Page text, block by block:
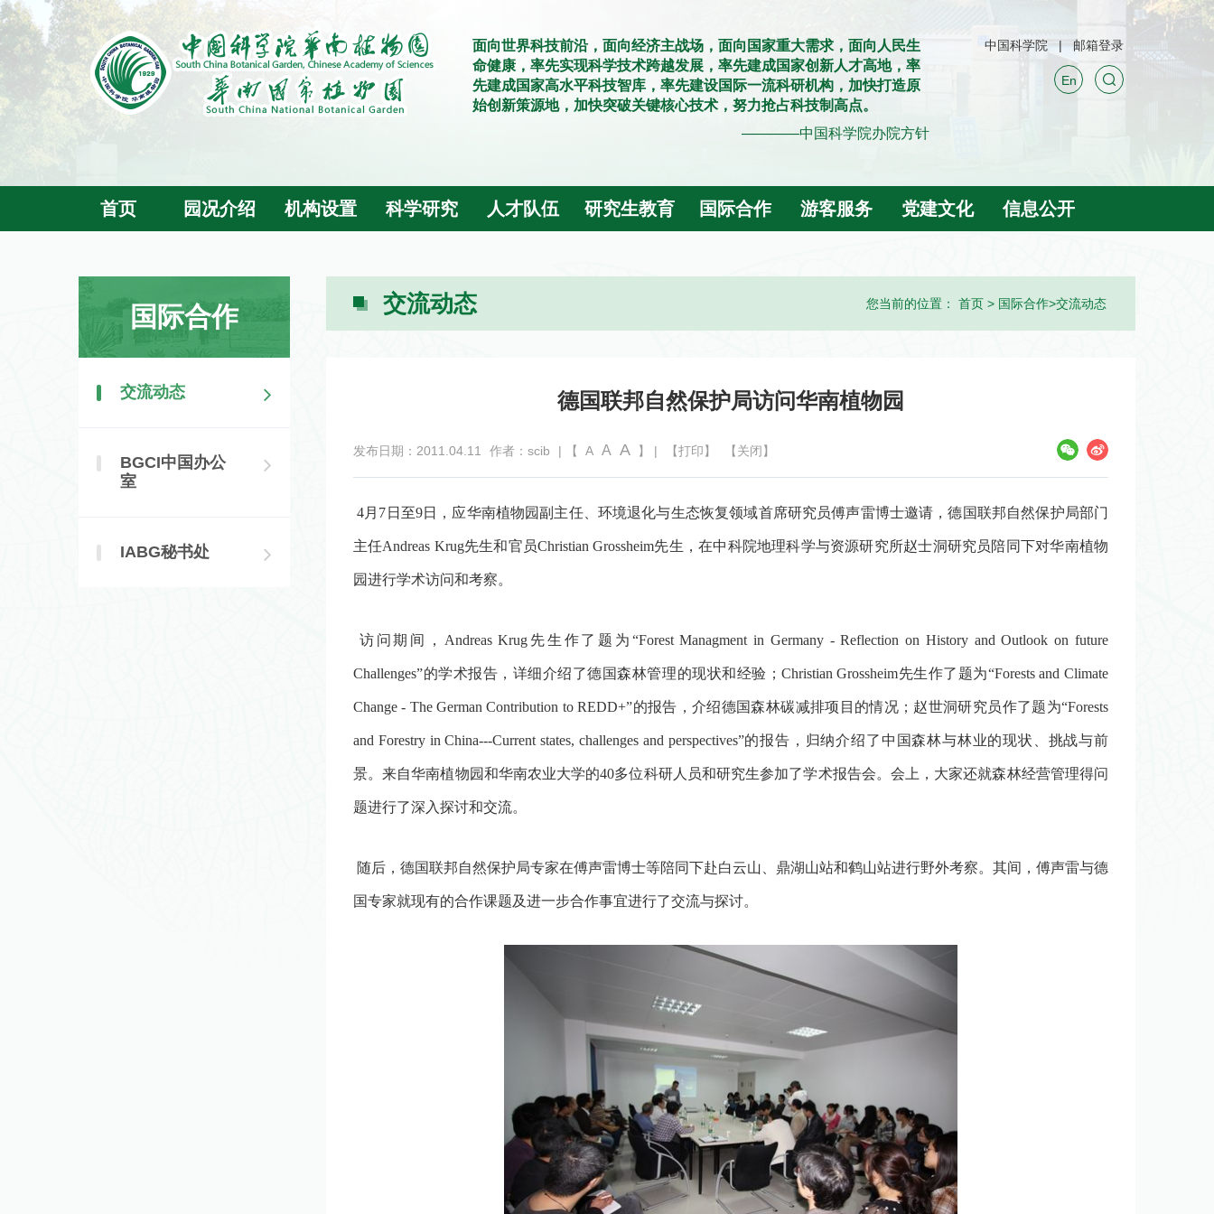
面向世界科技前沿，面向经济主战场，面向国家重大需求，面向人民生
命健康，率先实现科学技术跨越发展，率先建成国家创新人才高地，率
先建成国家高水平科技智库，率先建设国际一流科研机构，加快打造原
始创新策源地，加快突破关键核心技术，努力抢占科技制高点。
————中国科学院办院方针
中国科学院 邮箱登录
En
首页 园况介绍 机构设置 科学研究 人才队伍 研究生教育 国际合作 游客服务 党建文化 信息公开
您当前的位置： 首页 > 国际合作>交流动态
国际合作
交流动态
BGCI中国办公
室
IABG秘书处
交流动态
德国联邦自然保护局访问华南植物园
发布日期：2011.04.11 作者：scib | 【 A A A 】 | 【打印】 【关闭】
4月7日至9日，应华南植物园副主任、环境退化与生态恢复领域首席研究员傅声雷博士邀请，德国联邦自然保护局部门
主任Andreas Krug先生和官员Christian Grossheim先生，在中科院地理科学与资源研究所赵士洞研究员陪同下对华南植物
园进行学术访问和考察。
访问期间，Andreas Krug先生作了题为“Forest Managment in Germany - Reflection on History and Outlook on future
Challenges”的学术报告，详细介绍了德国森林管理的现状和经验；Christian Grossheim先生作了题为“Forests and Climate
Change - The German Contribution to REDD+”的报告，介绍德国森林碳减排项目的情况；赵世洞研究员作了题为“Forests
and Forestry in China---Current states, challenges and perspectives”的报告，归纳介绍了中国森林与林业的现状、挑战与前
景。来自华南植物园和华南农业大学的40多位科研人员和研究生参加了学术报告会。会上，大家还就森林经营管理得问
题进行了深入探讨和交流。
随后，德国联邦自然保护局专家在傅声雷博士等陪同下赴白云山、鼎湖山站和鹤山站进行野外考察。其间，傅声雷与德
国专家就现有的合作课题及进一步合作事宜进行了交流与探讨。